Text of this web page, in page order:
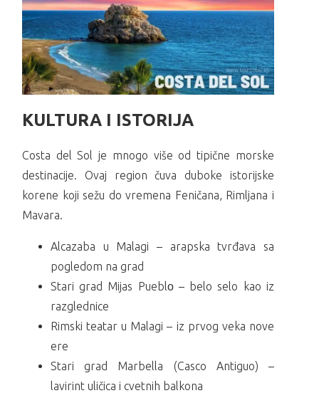
KULTURA I ISTORIJA
Costa del Sol je mnogo više od tipične morske
destinacije. Ovaj region čuva duboke istorijske
korene koji sežu do vremena Feničana, Rimljana i
Mavara.
Alcazaba u Malagi – arapska tvrđava sa
pogledom na grad
Stari grad Mijas Pueblо – belo selo kao iz
razglednice
Rimski teatar u Malagi – iz prvog veka nove
ere
Stari grad Marbella (Casco Antiguo) –
lavirint uličica i cvetnih balkona